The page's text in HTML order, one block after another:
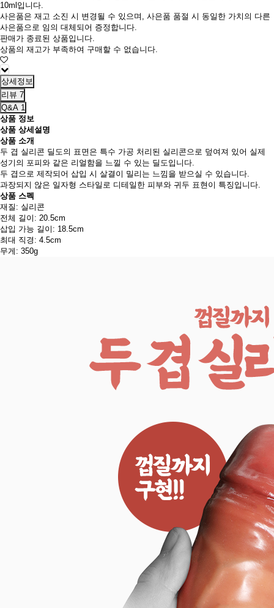
10ml입니다.
사은품은 재고 소진 시 변경될 수 있으며, 사은품 품절 시 동일한 가치의 다른
사은품으로 임의 대체되어 증정합니다.
판매가 종료된 상품입니다.
상품의 재고가 부족하여 구매할 수 없습니다.
상세정보
리뷰 7
Q&A 1
상품 정보
상품 상세설명
상품 소개
두 겹 실리콘 딜도의 표면은 특수 가공 처리된 실리콘으로 덮여져 있어 실제
성기의 포피와 같은 리얼함을 느낄 수 있는 딜도입니다.
두 겹으로 제작되어 삽입 시 살결이 밀리는 느낌을 받으실 수 있습니다.
과장되지 않은 일자형 스타일로 디테일한 피부와 귀두 표현이 특징입니다.
상품 스펙
재질: 실리콘
전체 길이: 20.5cm
삽입 가능 길이: 18.5cm
최대 직경: 4.5cm
무게: 350g